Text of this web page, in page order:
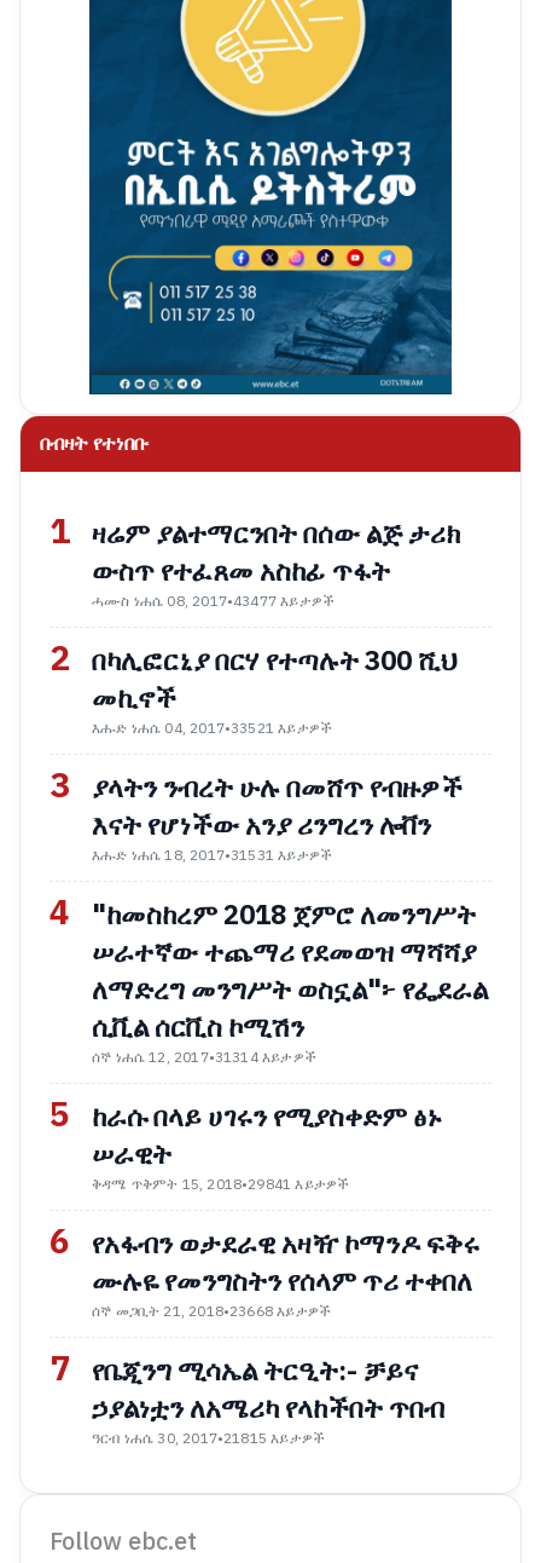
በብዛት የተነበቡ
1 ዛሬም ያልተማርንበት በሰው ልጅ ታሪክ
ውስጥ የተፈጸመ አስከፊ ጥፋት
ሓሙስ ነሐሴ 08, 2017•43477 እይታዎች
2 በካሊፎርኒያ በርሃ የተጣሉት 300 ሺህ
መኪኖች
እሑድ ነሐሴ 04, 2017•33521 እይታዎች
3
ያላትን ንብረት ሁሉ በመሸጥ የብዙዎች
እናት የሆነችው አንያ ሪንግረን ሎቨን
እሑድ ነሐሴ 18, 2017•31531 እይታዎች
4
"ከመስከረም 2018 ጀምሮ ለመንግሥት
ሠራተኛው ተጨማሪ የደመወዝ ማሻሻያ
ለማድረግ መንግሥት ወስኗል"፦ የፌደራል
ሲቪል ሰርቪስ ኮሚሽን
ሰኞ ነሐሴ 12, 2017•31314 እይታዎች
5
ከራሱ በላይ ሀገሩን የሚያስቀድም ፅኑ
ሠራዊት
ቅዳሜ ጥቅምት 15, 2018•29841 እይታዎች
6
የአፋብን ወታደራዊ አዛዥ ኮማንዶ ፍቅሩ
ሙሉዬ የመንግስትን የሰላም ጥሪ ተቀበለ
ሰኞ መጋቢት 21, 2018•23668 እይታዎች
7
የቤጂንግ ሚሳኤል ትርዒት:- ቻይና
ኃያልነቷን ለአሜሪካ የላከችበት ጥበብ
ዓርብ ነሐሴ 30, 2017•21815 እይታዎች
Follow ebc.et